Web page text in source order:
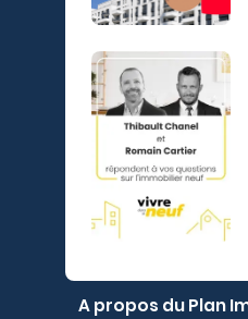
A propos du Plan